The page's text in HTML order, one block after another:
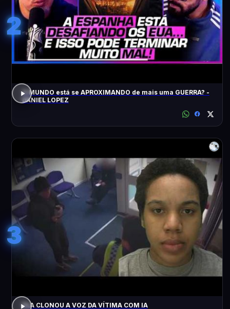
2
O MUNDO está se APROXIMANDO de mais uma GUERRA? -
DANIEL LOPEZ
3
ELA CLONOU A VOZ DA VÍTIMA COM IA